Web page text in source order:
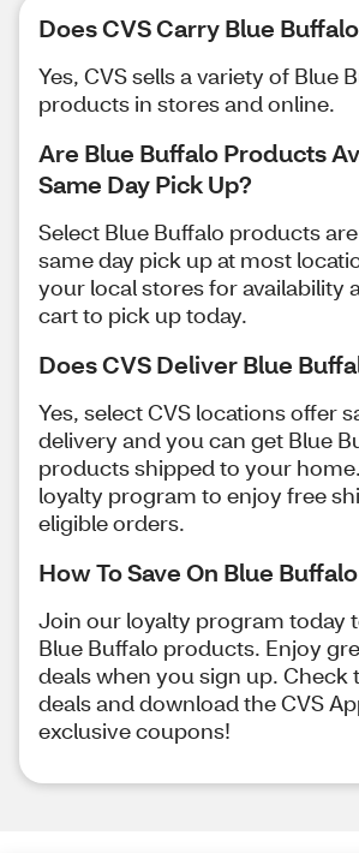
Does CVS Carry Blue
Yes, CVS sells a variety of Blue
products in stores and online.
Are Blue Buffalo Products
Same Day Pick Up?
Select Blue Buffalo products
same day pick up at most
your local stores for availability
cart to pick up today.
Does CVS Deliver Blue
Yes, select CVS locations offer
delivery and you can get Blue
products shipped to your
loyalty program to enjoy free
eligible orders.
How To Save On Blue
Join our loyalty program today
Blue Buffalo products. Enjoy
deals when you sign up. Check
deals and download the CVS
exclusive coupons!